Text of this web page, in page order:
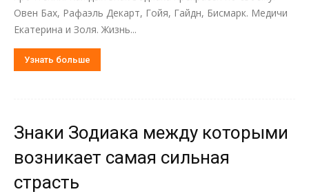
Овен Бах, Рафаэль Декарт, Гойя, Гайдн, Бисмарк. Медичи
Екатерина и Золя. Жизнь...
Узнать больше
Знаки Зодиака между которыми
возникает самая сильная
страсть